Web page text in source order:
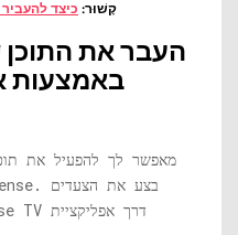
קָשׁוּר: כיצד
העבר את התוכן